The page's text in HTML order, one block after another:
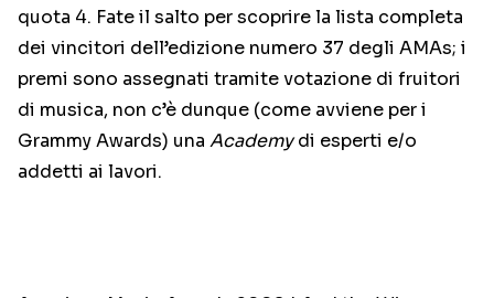
quota 4. Fate il salto per scoprire la lista completa
dei vincitori dell’edizione numero 37 degli AMAs; i
premi sono assegnati tramite votazione di fruitori
di musica, non c’è dunque (come avviene per i
Grammy Awards) una Academydi esperti e/o
addetti ai lavori.